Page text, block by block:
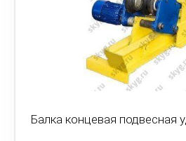
Балка концевая подвесная